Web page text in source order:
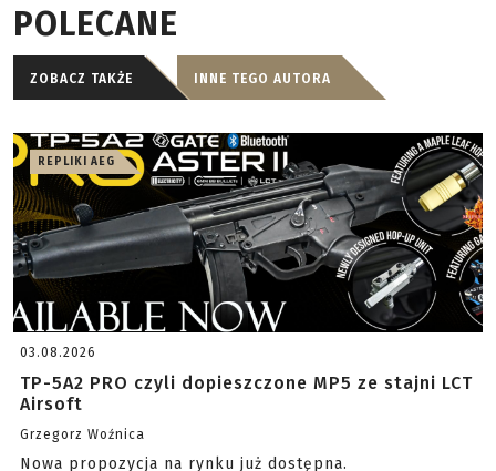
POLECANE
ZOBACZ TAKŻE INNE TEGO AUTORA
REPLIKI AEG
03.08.2026
TP-5A2 PRO czyli dopieszczone MP5 ze stajni LCT
Airsoft
Grzegorz Woźnica
Nowa propozycja na rynku już dostępna.